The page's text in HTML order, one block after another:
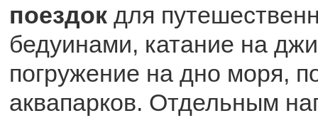
поездок для
бедуинами, катание на
погружение на дно моря,
аквапарков. Отдельным